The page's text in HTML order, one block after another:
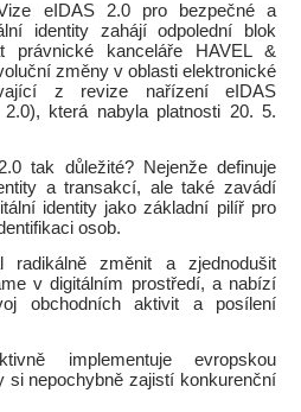
eIDAS 2.0 pro bezpečné a
identity zahájí odpolední blok
právnické kanceláře HAVEL &
změny v oblasti elektronické
z revize nařízení eIDAS
která nabyla platnosti 20. 5.
tak důležité? Nejenže definuje
a transakcí, ale také zavádí
identity jako základní pilíř pro
osob.
radikálně změnit a zjednodušit
v digitálním prostředí, a nabízí
obchodních aktivit a posílení
implementuje evropskou
si nepochybně zajistí konkurenční